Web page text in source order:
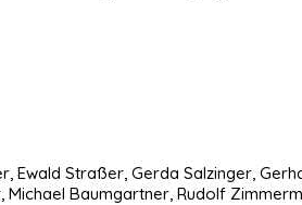
Straßer, Gerda Salzinger,
Baumgartner, Rudolf